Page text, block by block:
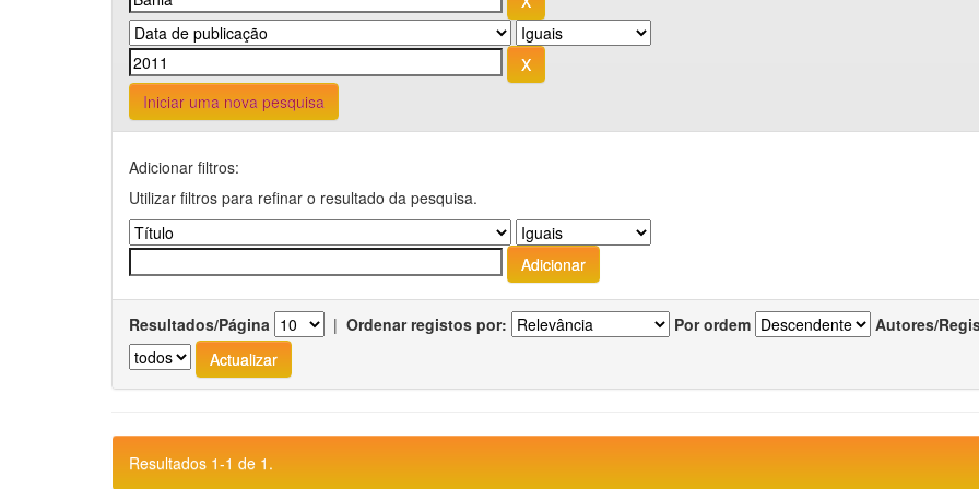
Iniciar uma nova pesquisa
Adicionar filtros:
Utilizar filtros para refinar o resultado da pesquisa.
Resultados/Página | Ordenar registos por: Por ordem Autores/
Resultados 1-1 de 1.